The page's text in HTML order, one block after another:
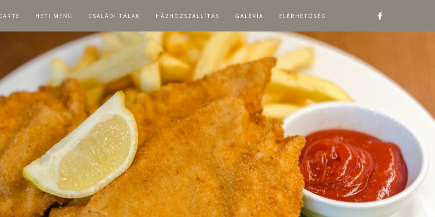
HETI MENÜ CSALÁDI TÁLAK HÁZHOZSZÁLLÍTÁS GALÉRIA ELÉRHETŐSÉG